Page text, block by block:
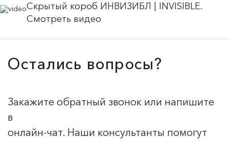
Скрытый короб ИНВИЗИБЛ | INVISIBLE.
Смотреть видео
Остались вопросы?
Закажите обратный звонок или напишите
в
онлайн-чат. Наши консультанты помогут